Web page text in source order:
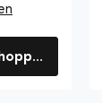
cart